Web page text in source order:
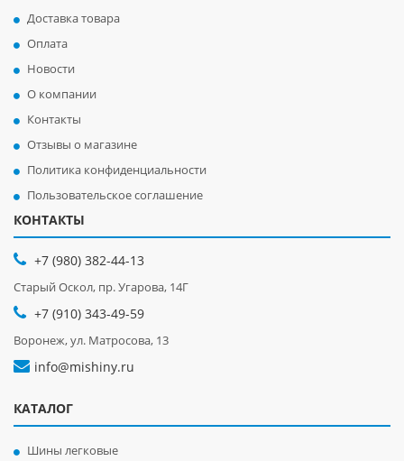
Доставка товара
Оплата
Новости
О компании
Контакты
Отзывы о магазине
Политика конфиденциальности
Пользовательское соглашение
КОНТАКТЫ
+7 (980) 382-44-13
Старый Оскол, пр. Угарова, 14Г
+7 (910) 343-49-59
Воронеж, ул. Матросова, 13
info@mishiny.ru
КАТАЛОГ
Шины легковые